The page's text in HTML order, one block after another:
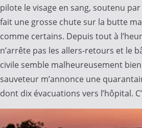
pilote le visage en sang, soutenu par
fait une grosse chute sur la butte
comme certains. Depuis tout à
n’arrête pas les allers-retours et le
civile semble malheureusement
sauveteur m’annonce une
dont dix évacuations vers l’hôpital.